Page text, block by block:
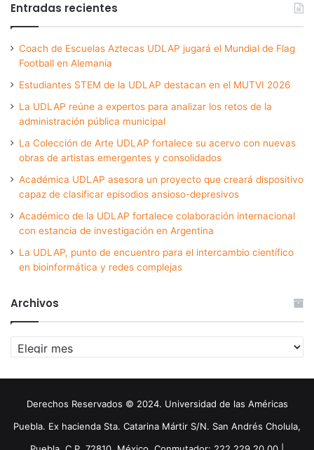
Entradas recientes
Coach de Escuelas Aztecas UDLAP jugará el Mundial de Flag
Football en Alemania
Estudiantes STEM de la UDLAP destacan en el MUTVI 2026
La UDLAP reúne a expertos para analizar los retos de la
administración pública municipal
La Colección de Arte UDLAP fortalece su acervo con nuevas
obras de artistas emergentes y consolidados
Académica UDLAP asesora un proyecto que creará dispositivo
capaz de clasificar episodios ansioso-depresivos
Académico de la UDLAP fortalece colaboración internacional
con estancia de investigación en Argentina
La UDLAP, punto de encuentro para el intercambio científico
en bioinformática y redes complejas
Archivos
Archivos
Derechos Reservados © 2024. Universidad de las Américas
Puebla. Ex hacienda Sta. Catarina Mártir S/N. San Andrés Cholula,